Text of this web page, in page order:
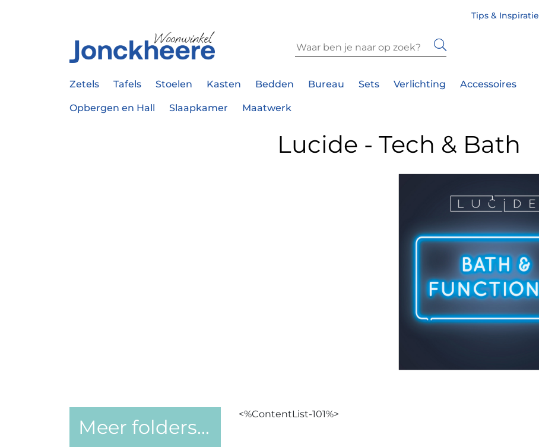
Tips & Inspiratie
Zetels Tafels Stoelen Kasten Bedden Bureau Sets Verlichting Accessoires
Opbergen en Hall Slaapkamer Maatwerk
Lucide - Tech & Bath
Meer folders...
<%ContentList-101%>